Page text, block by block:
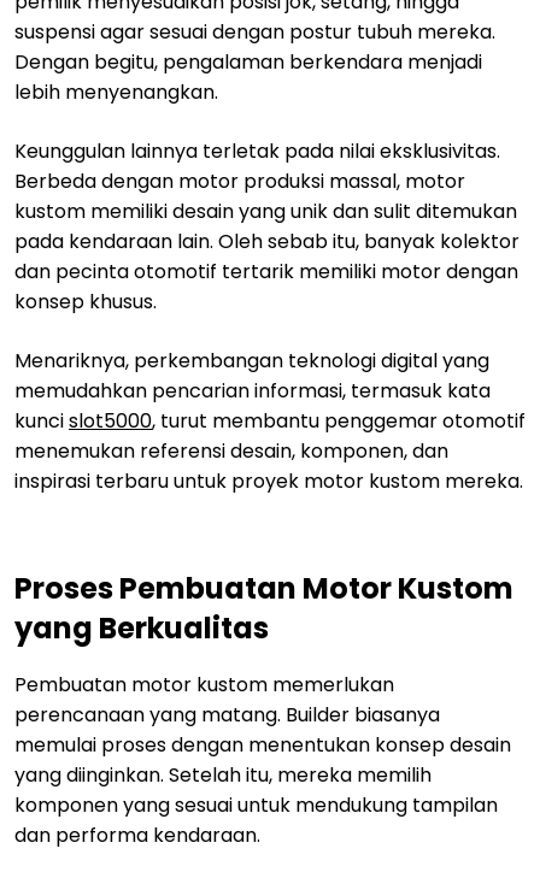
suspensi agar sesuai dengan postur tubuh mereka.
Dengan begitu, pengalaman berkendara menjadi
lebih menyenangkan.
Keunggulan lainnya terletak pada nilai eksklusivitas.
Berbeda dengan motor produksi massal, motor
kustom memiliki desain yang unik dan sulit ditemukan
pada kendaraan lain. Oleh sebab itu, banyak kolektor
dan pecinta otomotif tertarik memiliki motor dengan
konsep khusus.
Menariknya, perkembangan teknologi digital yang
memudahkan pencarian informasi, termasuk kata
kuncislot5000, turut membantu penggemar otomotif
menemukan referensi desain, komponen, dan
inspirasi terbaru untuk proyek motor kustom mereka.
Proses Pembuatan Motor Kustom
yang Berkualitas
Pembuatan motor kustom memerlukan
perencanaan yang matang. Builder biasanya
memulai proses dengan menentukan konsep desain
yang diinginkan. Setelah itu, mereka memilih
komponen yang sesuai untuk mendukung tampilan
dan performa kendaraan.